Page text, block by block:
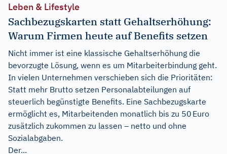
Leben & Lifestyle
Sachbezugskarten statt Gehaltserhöhung:
Warum Firmen heute auf Benefits setzen
Nicht immer ist eine klassische Gehaltserhöhung die
bevorzugte Lösung, wenn es um Mitarbeiterbindung geht.
In vielen Unternehmen verschieben sich die Prioritäten:
Statt mehr Brutto setzen Personalabteilungen auf
steuerlich begünstigte Benefits. Eine Sachbezugskarte
ermöglicht es, Mitarbeitenden monatlich bis zu 50 Euro
zusätzlich zukommen zu lassen – netto und ohne
Sozialabgaben.
Der...